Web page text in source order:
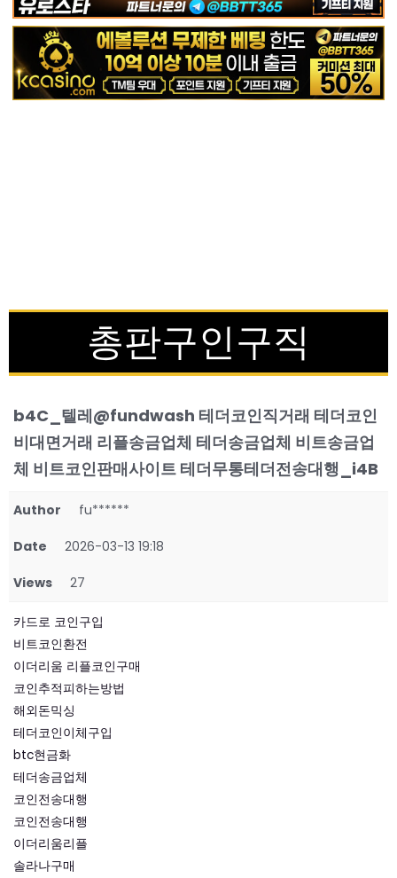
총판구인구직
b4C_텔레@fundwash 테더코인직거래 테더코인
비대면거래 리플송금업체 테더송금업체 비트송금업
체 비트코인판매사이트 테더무통테더전송대행_i4B
Author fu******
Date 2026-03-13 19:18
Views 27
카드로 코인구입
비트코인환전
이더리움 리플코인구매
코인추적피하는방법
해외돈믹싱
테더코인이체구입
btc현금화
테더송금업체
코인전송대행
코인전송대행
이더리움리플
솔라나구매